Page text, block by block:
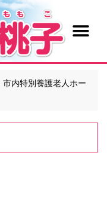
市内特別養護老人ホー